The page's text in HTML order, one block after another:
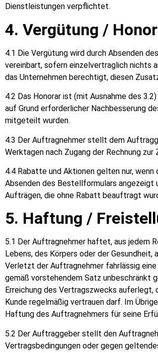
Dienstleistungen verpflichtet.
4. Vergütung /
4.1 Die Vergütung wird durch Absenden
vereinbart, sofern einzelvertraglich nichts
das Unternehmen berechtigt, diesen
4.2 Das Honorar ist (mit Ausnahme des
auf Grund erforderlicher Nachbesserung
mitgeteilt wurden.
4.3 Der Auftragnehmer stellt dem
Werktagen nach Zugang der Rechnung zur
4.4 Rabatte und Aktionen gelten nur,
Absenden des Bestellformulars angezeigt
Aufträgen, die ohne Rabatt beauftragt
5. Haftung /
5.1 Der Auftragnehmer haftet, aus jedem
Lebens, des Körpers oder der
Verletzt der Auftragnehmer fahrlässig
gemäß vorstehendem Satz unbeschränkt
Erreichung des Vertragszwecks auferlegt,
Kunde regelmäßig vertrauen darf. Im
Haftung des Auftragnehmers für seine
5.2 Der Auftraggeber stellt den
Vertragsbedingungen oder gegen